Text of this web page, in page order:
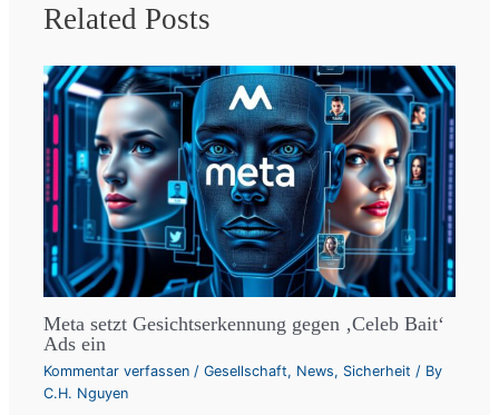
Related Posts
Meta setzt Gesichtserkennung gegen ‚Celeb Bait‘
Ads ein
Kommentar verfassen /Gesellschaft, News, Sicherheit / By
C.H. Nguyen